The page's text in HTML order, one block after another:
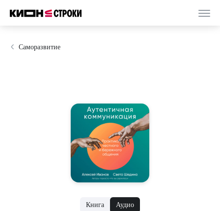
Саморазвитие
Книга Аудио